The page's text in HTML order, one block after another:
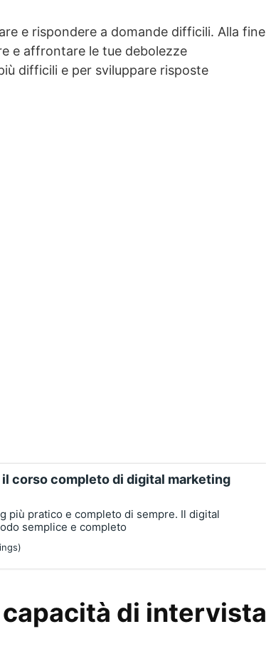
e rispondere a domande difficili. Alla fine
e affrontare le tue debolezze
difficili e per sviluppare risposte
corso completo di digital marketing
più pratico e completo di sempre. Il digital
semplice e completo
di intervista